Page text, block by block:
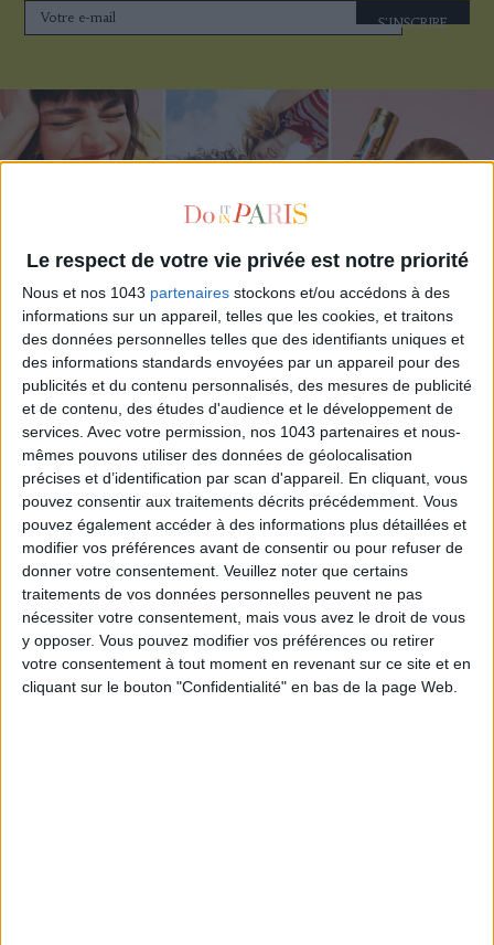
Le respect de votre vie privée est notre priorité
Nous et nos 1043 partenaires stockons et/ou accédons à des
informations sur un appareil, telles que les cookies, et traitons
des données personnelles telles que des identifiants uniques et
des informations standards envoyées par un appareil pour des
publicités et du contenu personnalisés, des mesures de publicité
et de contenu, des études d'audience et le développement de
services. Avec votre permission, nos 1043 partenaires et nous-
mêmes pouvons utiliser des données de géolocalisation
précises et d’identification par scan d'appareil. En cliquant, vous
pouvez consentir aux traitements décrits précédemment. Vous
pouvez également accéder à des informations plus détaillées et
modifier vos préférences avant de consentir ou pour refuser de
donner votre consentement. Veuillez noter que certains
traitements de vos données personnelles peuvent ne pas
nécessiter votre consentement, mais vous avez le droit de vous
y opposer. Vous pouvez modifier vos préférences ou retirer
votre consentement à tout moment en revenant sur ce site et en
cliquant sur le bouton "Confidentialité" en bas de la page Web.
S'INSCRIRE
ADOPT PARFUMS RÉVOLUTIONNE LA PARFUMERIE MADE IN FRANCE À PETIT PRIX
TOUT CE QUE VOUS DEVEZ FAIRE À PARIS EN AOÛT